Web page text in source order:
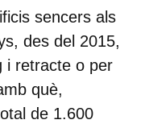
sencers als
des del 2015,
i retracte o per
què,
de 1.600